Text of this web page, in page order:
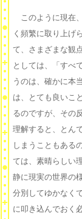
このように現在
く頻繁に取り上げ
て、さまざまな観
としては、「すべ
うのは、確かに本
は、とても良いこ
るのですが、その
理解すると、とん
しまうこともある
ては、素晴らしい
静に現実の世界の
分別してゆかなく
に叩き込んでおく